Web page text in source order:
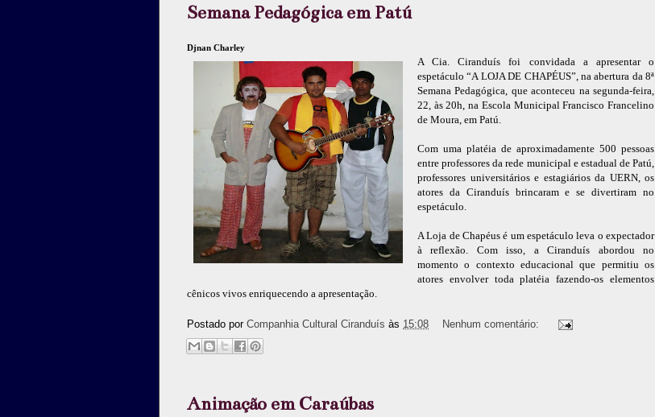
Semana Pedagógica em Patú
Djnan Charley
A Cia. Ciranduís foi convidada a apresentar o
espetáculo “A LOJA DE CHAPÉUS”, na abertura da 8ª
Semana Pedagógica, que aconteceu na segunda-feira,
22, às 20h, na Escola Municipal Francisco Francelino
de Moura, em Patú.
Com uma platéia de aproximadamente 500 pessoas
entre professores da rede municipal e estadual de Patú,
professores universitários e estagiários da UERN, os
atores da Ciranduís brincaram e se divertiram no
espetáculo.
A Loja de Chapéus é um espetáculo leva o expectador
à reflexão. Com isso, a Ciranduís abordou no
momento o contexto educacional que permitiu os
atores envolver toda platéia fazendo-os elementos
cênicos vivos enriquecendo a apresentação.
Postado por Companhia Cultural Ciranduís às 15:08 Nenhum comentário:
Animação em Caraúbas